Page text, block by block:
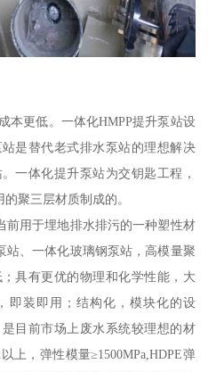
本更低。一体化HMPP提升泵站设
是替代老式排水泵站的理想解决
一体化提升泵站为交钥匙工程，
聚三层材质制成的。
前用于埋地排水排污的一种塑性材
站、一体化玻璃钢泵站，高模量聚
具有更优的物理和化学性能，大
即装即用；结构化，模块化的设
目前市场上废水系统较理想的材
上，弹性模量≥1500MPa,HDPE弹